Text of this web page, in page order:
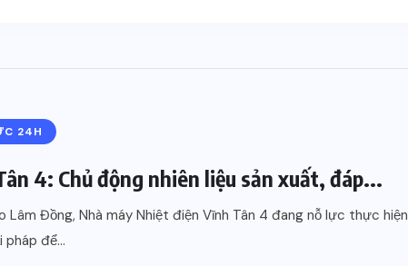
24H
4: Chủ động nhiên liệu sản xuất, đáp...
Lâm Đồng, Nhà máy Nhiệt điện Vĩnh Tân 4 đang nỗ lực thực hiện
pháp để...